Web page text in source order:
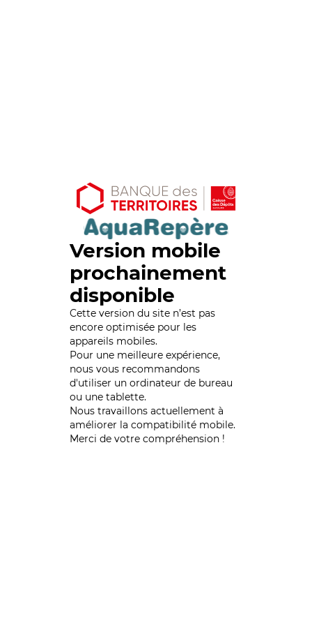
Version mobile
prochainement
disponible
Cette version du site n’est pas
encore optimisée pour les
appareils mobiles.
Pour une meilleure expérience,
nous vous recommandons
d'utiliser un ordinateur de bureau
ou une tablette.
Nous travaillons actuellement à
améliorer la compatibilité mobile.
Merci de votre compréhension !